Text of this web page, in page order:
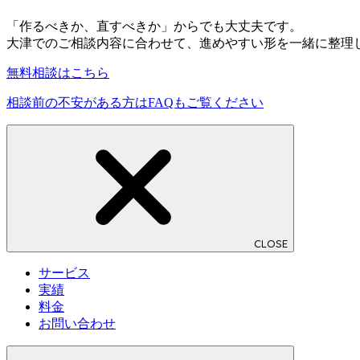
「作るべきか、直すべきか」からでも大丈夫です。
大津でのご相談内容に合わせて、進めやすい形を一緒に整理
無料相談はこちら
相談前の不安がある方はFAQもご覧ください
CLOSE
サービス
実績
料金
お問い合わせ